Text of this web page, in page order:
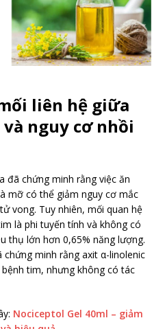
liên hệ giữa
nguy cơ nhồi
đã chứng minh rằng việc ăn
mỡ có thể giảm nguy cơ mắc
vong. Tuy nhiên, mối quan hệ
là phi tuyến tính và không có
thụ lớn hơn 0,65% năng lượng.
chứng minh rằng axit α-linolenic
tim, nhưng không có tác
Nociceptol Gel 40ml – giảm